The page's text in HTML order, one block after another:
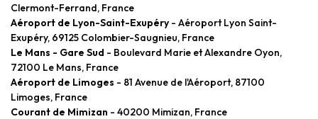
Clermont-Ferrand, France
Aéroport de Lyon-Saint-Exupéry - Aéroport Lyon Saint-
Exupéry, 69125 Colombier-Saugnieu, France
Le Mans - Gare Sud - Boulevard Marie et Alexandre Oyon,
72100 Le Mans, France
Aéroport de Limoges - 81 Avenue de l'Aéroport, 87100
Limoges, France
Courant de Mimizan - 40200 Mimizan, France